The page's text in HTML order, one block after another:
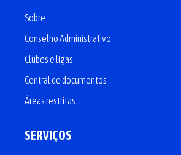
Sobre
Conselho Administrativo
Clubes e ligas
Central de documentos
Áreas restritas
SERVIÇOS